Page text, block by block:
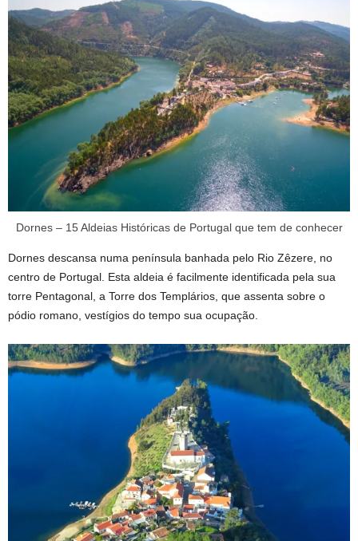
Dornes – 15 Aldeias Históricas de Portugal que tem de conhecer
Dornes descansa numa península banhada pelo Rio Zêzere, no
centro de Portugal. Esta aldeia é facilmente identificada pela sua
torre Pentagonal, a Torre dos Templários, que assenta sobre o
pódio romano, vestígios do tempo sua ocupação.